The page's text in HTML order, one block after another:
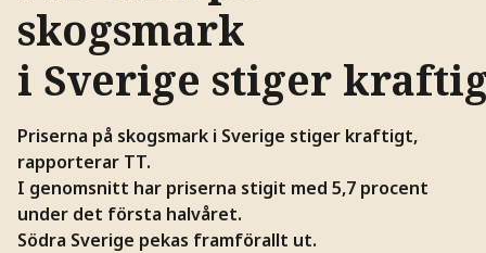
skogsmark
i Sverige stiger
Priserna på skogsmark i Sverige stiger kraftigt,
rapporterar TT.
I genomsnitt har priserna stigit med 5,7 procent
under det första halvåret.
Södra Sverige pekas framförallt ut.